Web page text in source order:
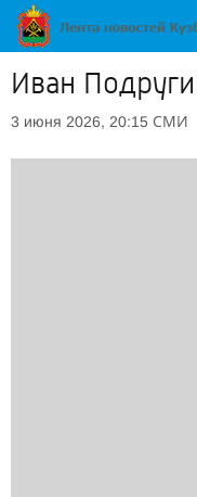
Иван
3 июня 2026, 20:15 СМИ